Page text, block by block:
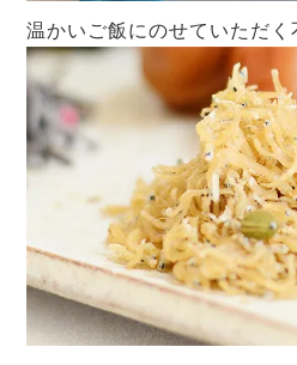
温かいご飯にのせていただく